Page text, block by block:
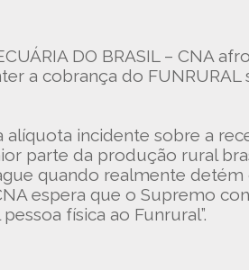
DO BRASIL – CNA
a cobrança do
incidente sobre a
parte da produção rural
quando realmente
espera que o Supremo
física ao Funrural”.